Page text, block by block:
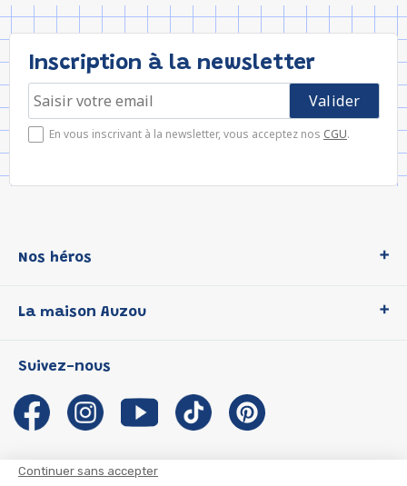
Continuer sans accepter
Inscription à la newsletter
En vous inscrivant à la newsletter, vous acceptez nos CGU.
Nos héros
P'tit Loup
Les Influenceuses
Migali
Petite Taupe
La maison Auzou
Notre histoire
Auzou s'engage
Auteurs et illustrateurs Auzou
Suivez-nous